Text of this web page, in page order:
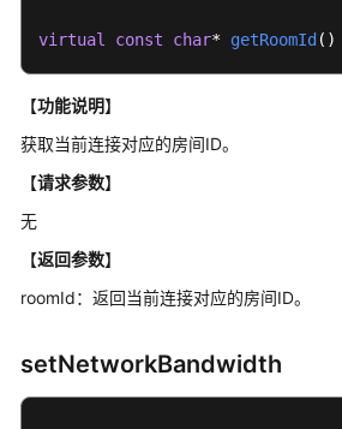
佳
实
践
考
客
端
virtual const char* getRoomId ()
【功能说明】
获取当前连接对应的房间ID。
【请求参数】
无
【返回参数】
roomId：返回当前连接对应的房间ID。
setNetworkBandwidth